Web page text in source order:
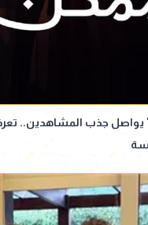
جذب المشاهدين..